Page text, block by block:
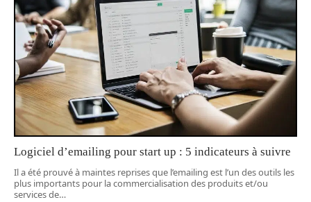
Logiciel d’emailing pour start up : 5 indicateurs à suivre
Il a été prouvé à maintes reprises que l’emailing est l’un des outils les
plus importants pour la commercialisation des produits et/ou
services de…